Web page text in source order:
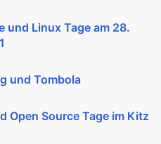
und Linux Tage am 28.
und Tombola
Open Source Tage im Kitz